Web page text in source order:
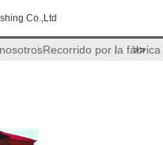
Co.,Ltd
Recorrido por la fábrica
>>